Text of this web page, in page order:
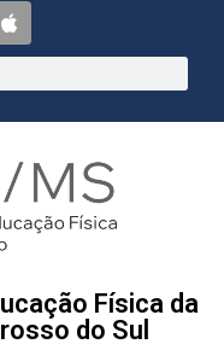
Física da
do Sul